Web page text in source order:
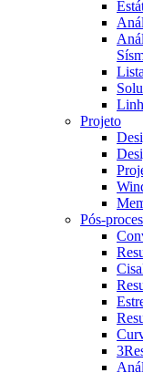
Projeto
Pós-